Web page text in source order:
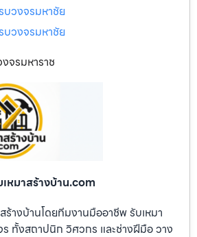
บวงจรมหาชัย
บวงจรมหาชัย
จรมหาราช
เหมาสร้างบ้าน.com
ร้างบ้านโดยทีมงานมืออาชีพ รับเหมา
ทั้งสถาปนิก วิศวกร และช่างฝีมือ วาง